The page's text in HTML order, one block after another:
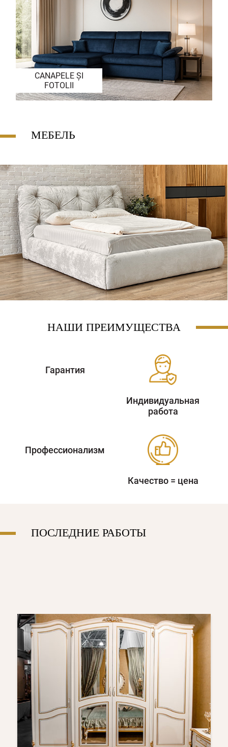
CANAPELE ȘI
FOTOLII
МЕБЕЛЬ ДЛЯ
ГОСТИНОЙ
МЕБЕЛЬ
НАШИ ПРЕИМУЩЕСТВА
Гарантия
Индивидуальная
работа
Профессионализм
Качество = цена
ПОСЛЕДНИЕ РАБОТЫ